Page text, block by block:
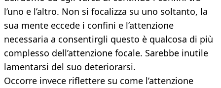
l’uno e l’altro. Non si focalizza su uno soltanto, la
sua mente eccede i confini e l’attenzione
necessaria a consentirgli questo è qualcosa di più
complesso dell’attenzione focale. Sarebbe inutile
lamentarsi del suo deteriorarsi.
Occorre invece riflettere su come l’attenzione